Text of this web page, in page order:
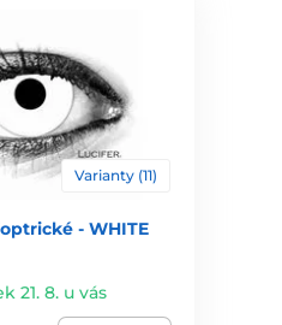
Varianty (11)
- WHITE
21. 8. u vás